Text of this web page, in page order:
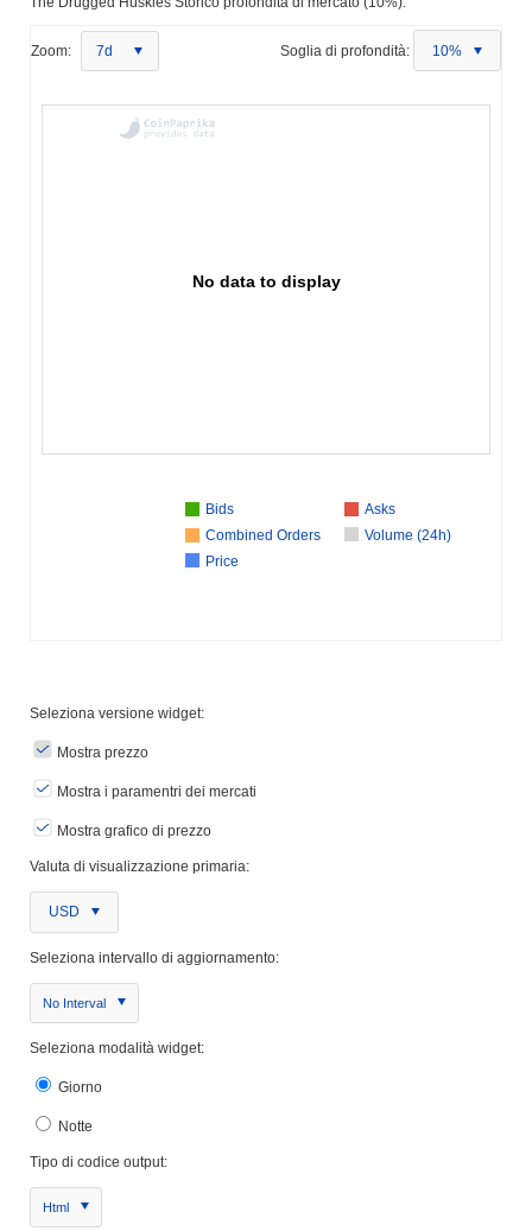
Zoom: 7d Soglia di profondità: 10%
No data to display
Bids
Asks
Combined Orders
Volume (24h)
Price
Seleziona versione widget:
Mostra prezzo
Mostra i paramentri dei mercati
Mostra grafico di prezzo
Valuta di visualizzazione primaria:
USD
Seleziona intervallo di aggiornamento:
No Interval
Seleziona modalità widget:
Giorno
Notte
Tipo di codice output:
Html